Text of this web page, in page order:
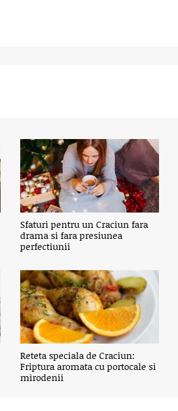
Sfaturi pentru un Craciun fara
drama si fara presiunea
perfectiunii
Reteta speciala de Craciun:
Friptura aromata cu portocale si
mirodenii